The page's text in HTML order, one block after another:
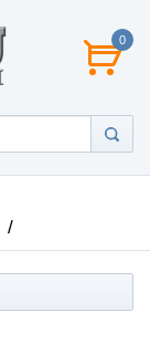
0